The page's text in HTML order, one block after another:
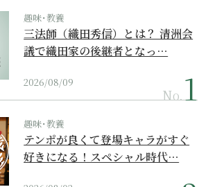
趣味･教養
三法師（織田秀信）とは？ 清洲会
議で織田家の後継者となっ…
2026/08/09
No.
趣味･教養
テンポが良くて登場キャラがすぐ
好きになる！スペシャル時代…